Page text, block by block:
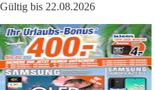
Gültig bis 22.08.2026